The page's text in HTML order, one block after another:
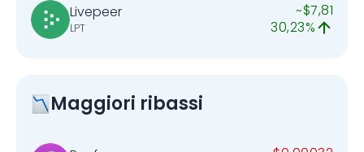
Livepeer
LPT
~$7,81
30,23%
Maggiori ribassi